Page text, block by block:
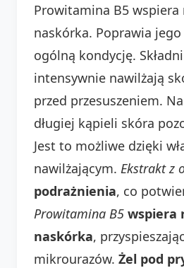
Prowitamina B5 wspiera
naskórka. Poprawia
ogólną kondycję.
intensywnie nawilżają
przed przesuszeniem.
długiej kąpieli skóra
Jest to możliwe dzięki
nawilżającym. Ekstrakt z
podrażnienia, co
Prowitamina B5 wspiera
naskórka,
mikrourazów. Żel pod